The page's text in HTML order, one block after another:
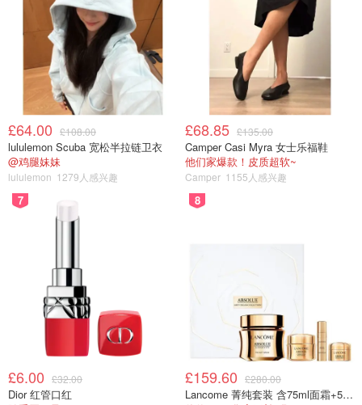
从圣尼齐尔广场 (Place Saint-Nizier)开始，在圣尼齐尔
教堂对面进入索恩河岸，然后左转进入圣安东尼码头继
续前行，直至到达司法宫大道(Passerelle du Palais de
Justice)
沿右侧行驶并穿过索恩河（La Saône），然后左转驶
£64.00 £108.00
lululemon Scuba 宽松半拉链卫衣
@鸡腿妹妹
lululemon 1279人感兴趣
£68.85 £135.00
Camper Casi Myra 女士乐福鞋
他们家爆款！皮质超软~
Camper 1155人感兴趣
7
£6.00 £32.00
Dior 红管口红
8
£159.60 £280.00
Lancome 菁纯套装 含75ml面霜+5ml精华+5ml眼霜